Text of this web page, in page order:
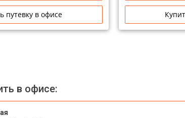
путевку в офисе
в офисе: